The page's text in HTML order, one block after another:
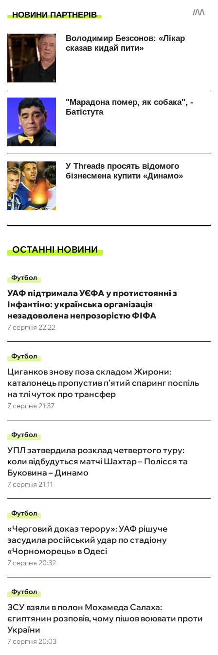
ОСТАННІ НОВИНИ
Футбол
7 серпня 22:22
УАФ підтримала УЄФА у протистоянні з
Інфантіно: українська організація
незадоволена непрозорістю ФІФА
Футбол
7 серпня 21:37
Циганков знову поза складом Жирони:
каталонець пропустив п'ятий спаринг поспіль
на тлі чуток про трансфер
Футбол
7 серпня 21:11
УПЛ затвердила розклад четвертого туру:
коли відбудуться матчі Шахтар – Полісся та
Буковина – Динамо
Футбол
7 серпня 20:32
«Черговий доказ терору»: УАФ рішуче
засудила російський удар по стадіону
«Чорноморець» в Одесі
Футбол
7 серпня 20:03
ЗСУ взяли в полон Мохамеда Салаха:
єгиптянин розповів, чому пішов воювати проти
України